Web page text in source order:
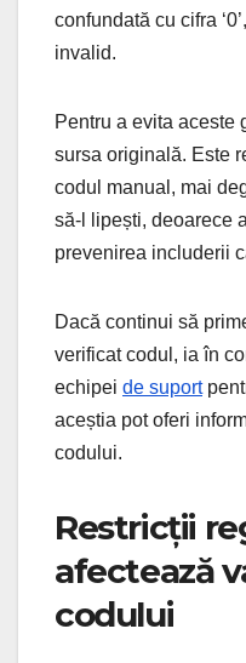
confundată cu cifra
invalid.
Pentru a evita aceste
sursa originală. Este
codul manual, mai
să-l lipești, deoarece
prevenirea includerii
Dacă continui să
verificat codul, ia în
echipei de suport
aceștia pot oferi
codului.
Restricții
afectează
codului